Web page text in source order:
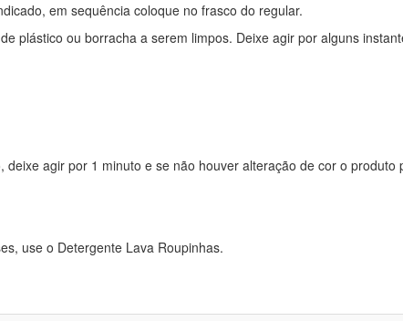
em sequência coloque no frasco do regular.
plástico ou borracha a serem limpos. Deixe agir por alguns
agir por 1 minuto e se não houver alteração de cor o produto
use o Detergente Lava Roupinhas.